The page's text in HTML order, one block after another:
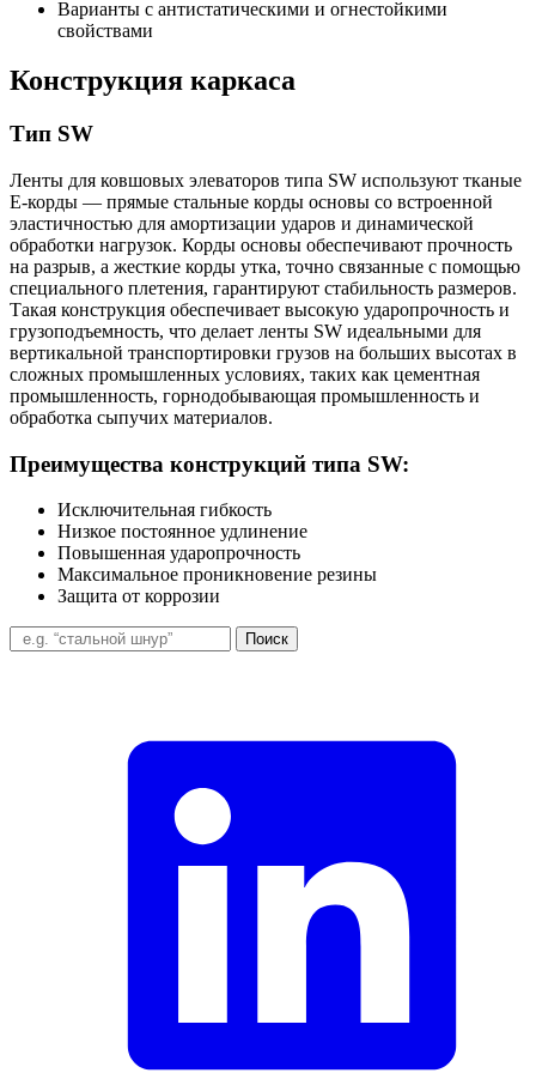
Варианты с антистатическими и огнестойкими
свойствами
Конструкция каркаса
Тип SW
Ленты для ковшовых элеваторов типа SW используют тканые
E-корды — прямые стальные корды основы со встроенной
эластичностью для амортизации ударов и динамической
обработки нагрузок. Корды основы обеспечивают прочность
на разрыв, а жесткие корды утка, точно связанные с помощью
специального плетения, гарантируют стабильность размеров.
Такая конструкция обеспечивает высокую ударопрочность и
грузоподъемность, что делает ленты SW идеальными для
вертикальной транспортировки грузов на больших высотах в
сложных промышленных условиях, таких как цементная
промышленность, горнодобывающая промышленность и
обработка сыпучих материалов.
Преимущества конструкций типа SW:
Исключительная гибкость
Низкое постоянное удлинение
Повышенная ударопрочность
Максимальное проникновение резины
Защита от коррозии
Поиск